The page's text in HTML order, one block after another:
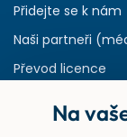
Přidejte se k nám
Naši partneři
Převod licence
RejstříkNa